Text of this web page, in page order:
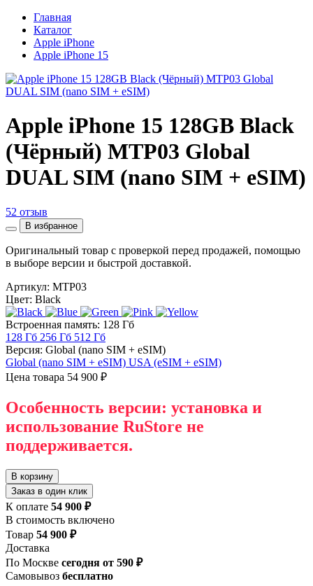
Главная
Каталог
Apple iPhone
Apple iPhone 15
Apple iPhone 15 128GB Black
(Чёрный) MTP03 Global
DUAL SIM (nano SIM + eSIM)
52 отзыв
В избранное
Оригинальный товар с проверкой перед продажей, помощью
в выборе версии и быстрой доставкой.
Артикул: MTP03
Цвет: Black
Встроенная память: 128 Гб
128 Гб 256 Гб 512 Гб
Версия: Global (nano SIM + eSIM)
Global (nano SIM + eSIM) USA (eSIM + eSIM)
Цена товара 54 900 ₽
Особенность версии: установка и
использование RuStore не
поддерживается.
В корзину
Заказ в один клик
К оплате 54 900 ₽
В стоимость включено
Товар 54 900 ₽
Доставка
По Москве сегодня от 590 ₽
Самовывоз бесплатно